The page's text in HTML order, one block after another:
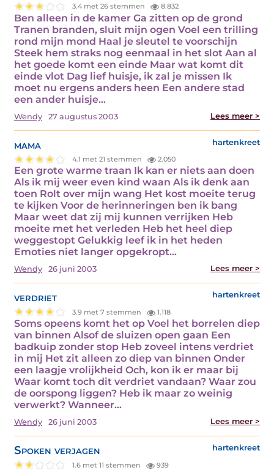
3.4 met 26 stemmen 8.832
Ben alleen in de kamer Ga zitten op de grond
Tranen branden, sluit mijn ogen Voel een trilling
rond mijn mond Haal je sleutel te voorschijn
Steek hem straks nog eenmaal in het slot Aan al
het goede komt een einde Maar wat komt dit
einde vlot Dag lief huisje, ik zal je missen Ik
moet nu ergens anders heen Een andere stad
een ander huisje…
Wendy 27 augustus 2003 Lees meer >
mama hartenkreet
4.1 met 21 stemmen 2.050
Een grote warme traan Ik kan er niets aan doen
Als ik mij weer even kind waan Als ik denk aan
toen Rolt over mijn wang Het kost moeite terug
te kijken Voor de herinneringen ben ik bang
Maar weet dat zij mij kunnen verrijken Heb
moeite met het verleden Heb het heel diep
weggestopt Gelukkig leef ik in het heden
Emoties niet langer opgekropt…
Wendy 26 juni 2003 Lees meer >
verdriet hartenkreet
3.9 met 7 stemmen 1.118
Soms opeens komt het op Voel het borrelen diep
van binnen Alsof de sluizen open gaan Een
badkuip zonder stop Heb zoveel intens verdriet
in mij Het zit alleen zo diep van binnen Onder
een laagje vrolijkheid Och, kon ik er maar bij
Waar komt toch dit verdriet vandaan? Waar zou
de oorspong liggen? Heb ik maar zo weinig
verwerkt? Wanneer…
Wendy 26 juni 2003 Lees meer >
Spoken verjagen hartenkreet
1.6 met 11 stemmen 939